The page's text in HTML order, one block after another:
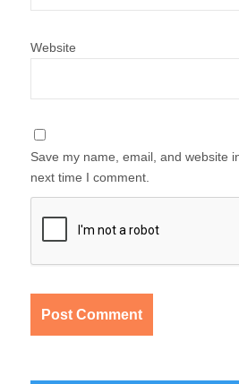
Website
Save my name, email, and website
next time I comment.